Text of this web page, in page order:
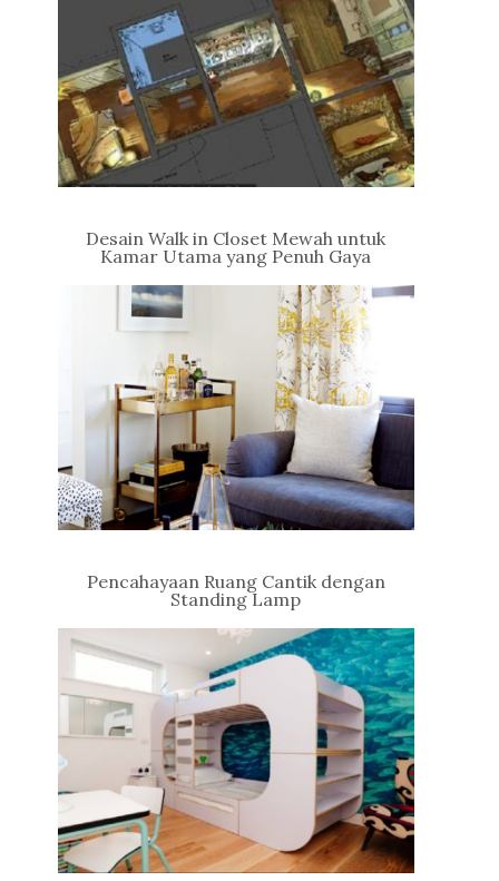
Desain Walk in Closet Mewah untuk
Kamar Utama yang Penuh Gaya
Pencahayaan Ruang Cantik dengan
Standing Lamp